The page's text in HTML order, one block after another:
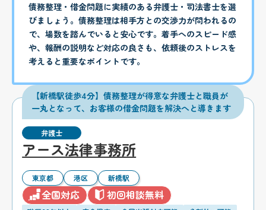
債務整理・借金問題に実績のある弁護士・司法書士を選
びましょう。債務整理は相手方との交渉力が問われるの
で、場数を踏んでいると安心です。着手へのスピード感
や、報酬の説明など対応の良さも、依頼後のストレスを
考えると重要なポイントです。
【新橋駅徒歩4分】債務整理が得意な弁護士と職員が
一丸となって、お客様の借金問題を解決へと導きます
弁護士
アース法律事務所
東京都 港区 新橋駅
全国対応 初回相談無料